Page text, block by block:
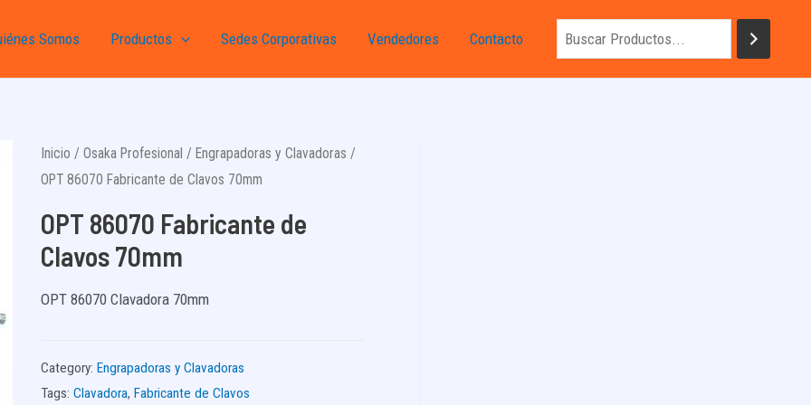
Somos Productos Sedes Corporativas Vendedores Contacto
Inicio / Osaka Profesional / Engrapadoras y Clavadoras /
OPT 86070 Fabricante de Clavos 70mm
OPT 86070 Fabricante de
Clavos 70mm
OPT 86070 Clavadora 70mm
Category: Engrapadoras y Clavadoras
Tags: Clavadora, Fabricante de Clavos